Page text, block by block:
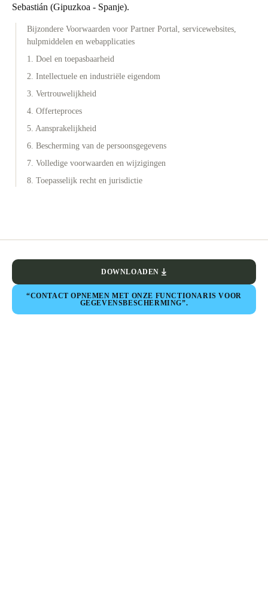
Sebastián (Gipuzkoa - Spanje).
Bijzondere Voorwaarden voor Partner Portal, servicewebsites,
hulpmiddelen en webapplicaties
1. Doel en toepasbaarheid
2. Intellectuele en industriële eigendom
3. Vertrouwelijkheid
4. Offerteproces
5. Aansprakelijkheid
6. Bescherming van de persoonsgegevens
7. Volledige voorwaarden en wijzigingen
8. Toepasselijk recht en jurisdictie
DOWNLOADEN
“CONTACT OPNEMEN MET ONZE FUNCTIONARIS VOOR
GEGEVENSBESCHERMING”.